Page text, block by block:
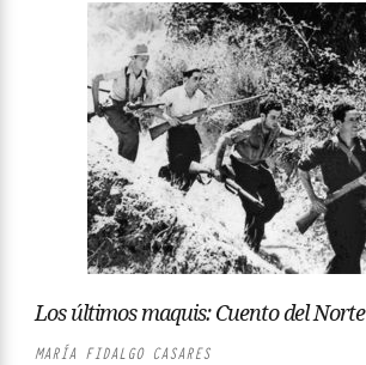
Los últimos maquis: Cuento del Norte
MARÍA FIDALGO CASARES